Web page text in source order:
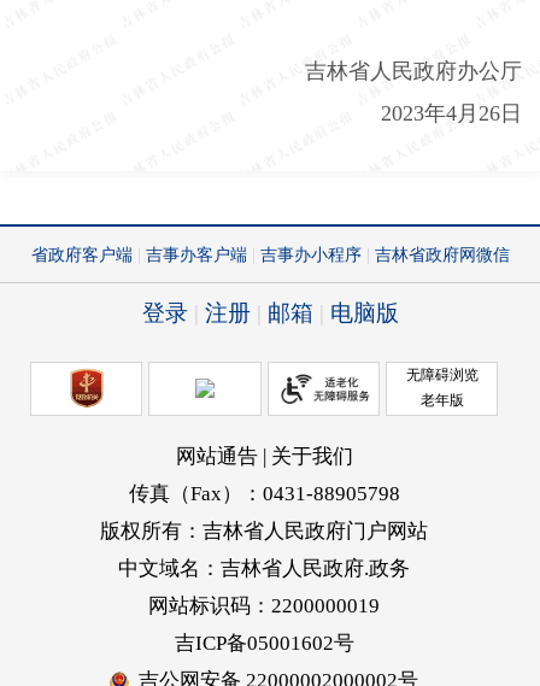
吉林省人民政府办公厅
2023年4 月 26日